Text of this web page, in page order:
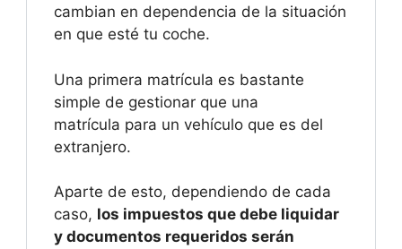
cambian en dependencia de la situación
en que esté tu coche.
Una primera matrícula es bastante
simple de gestionar que una
matrícula para un vehículo que es del
extranjero.
Aparte de esto, dependiendo de cada
caso, los impuestos que debe liquidar
y documentos requeridos serán